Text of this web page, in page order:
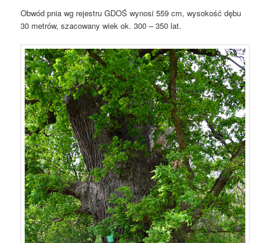
Obwód pnia wg rejestru GDOŚ wynosi 559 cm, wysokość dębu
30 metrów, szacowany wiek ok. 300 – 350 lat.